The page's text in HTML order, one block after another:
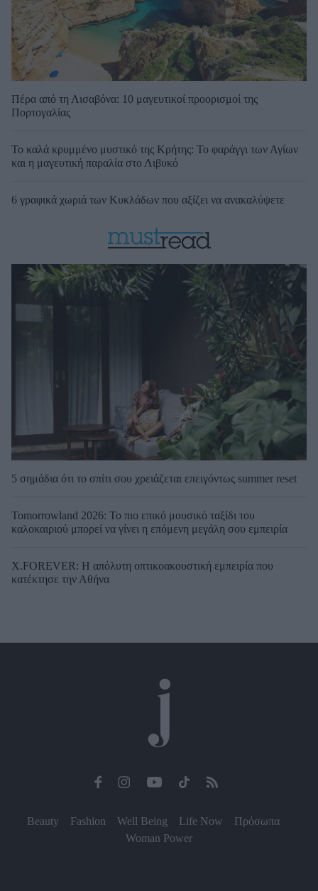
Πέρα από τη Λισαβόνα: 10 μαγευτικοί προορισμοί της
Πορτογαλίας
Το καλά κρυμμένο μυστικό της Κρήτης: Το φαράγγι των Αγίων
και η μαγευτική παραλία στο Λιβυκό
6 γραφικά χωριά των Κυκλάδων που αξίζει να ανακαλύψετε
5 σημάδια ότι το σπίτι σου χρειάζεται επειγόντως summer reset
Tomorrowland 2026: Το πιο επικό μουσικό ταξίδι του
καλοκαιριού μπορεί να γίνει η επόμενη μεγάλη σου εμπειρία
X.FOREVER: Η απόλυτη οπτικοακουστική εμπειρία που
κατέκτησε την Αθήνα
Beauty Fashion Well Being Life Now
Πρόσωπα
Woman Power